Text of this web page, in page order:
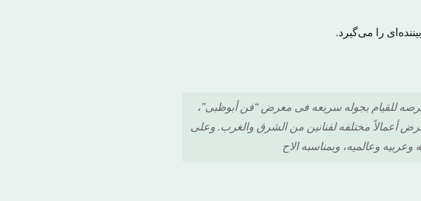
را می‌گیرد.
للقیام بجوله سریعه فی معرض “فن أبوظبی”،
أعمالاً مختلفه لفنانین من الشرق والغرب. وعلى
وعالمیه، وبمناسبه الاح